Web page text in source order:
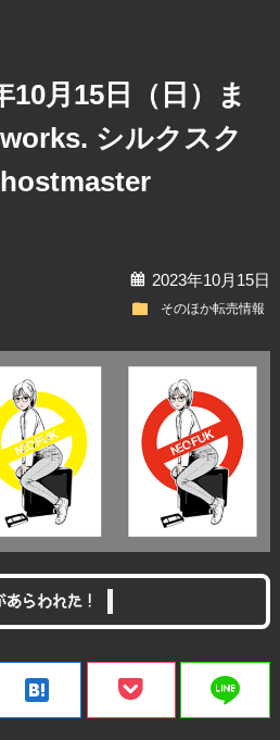
10月15日（日）ま
シルクスク
calendar2023年10月15日
folder そのほか転売情報
あらわれた！
hatenabookmark line